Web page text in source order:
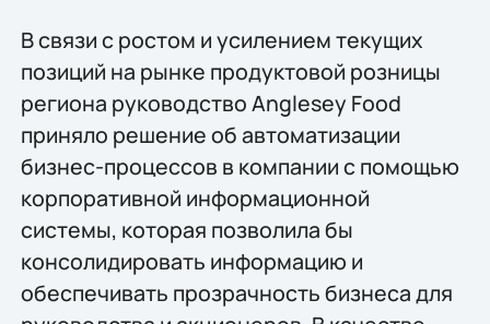
В связи с ростом и усилением текущих
позиций на рынке продуктовой розницы
региона руководство Anglesey Food
приняло решение об автоматизации
бизнес-процессов в компании с помощью
корпоративной информационной
системы, которая позволила бы
консолидировать информацию и
обеспечивать прозрачность бизнеса для